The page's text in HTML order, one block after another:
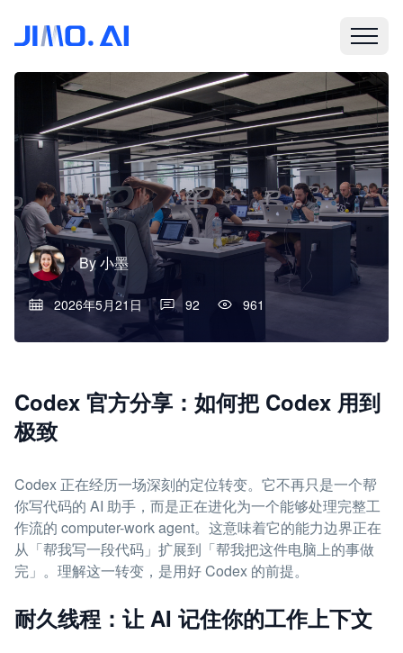
By小墨
2026年5月21日 92 961
Codex 官方分享：如何把 Codex 用到
极致
Codex 正在经历一场深刻的定位转变。它不再只是一个帮
你写代码的 AI 助手，而是正在进化为一个能够处理完整工
作流的 computer-work agent。这意味着它的能力边界正在
从「帮我写一段代码」扩展到「帮我把这件电脑上的事做
完」。理解这一转变，是用好 Codex 的前提。
耐久线程：让 AI 记住你的工作上下文